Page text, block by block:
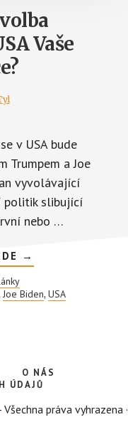
Vaše
v USA bude
Trumpem a Joe
vyvolávající
politik slibující
nebo …
ABOUT
JAK
PREZIDENTA
→
Joe Biden,USA
O NÁS
ÚDAJŮ
Všechna práva vyhrazena ·